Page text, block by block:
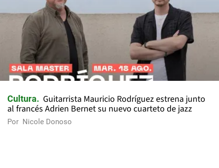
Cultura
Guitarrista Mauricio Rodríguez estrena junto
al francés Adrien Bernet su nuevo cuarteto de jazz
Por Nicole Donoso